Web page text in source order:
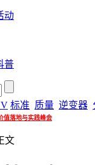
动
普
标准 质量 逆变器
值落地与实践峰会
文